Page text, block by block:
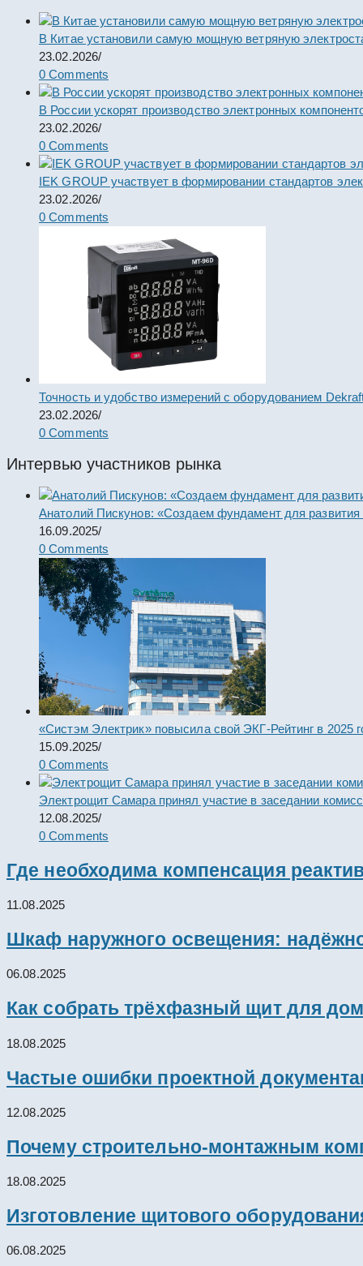
В Китае установили самую мощную ветряную
23.02.2026/
0 Comments
В России ускорят производство электронных
23.02.2026/
0 Comments
IEK GROUP участвует в формировании стандартов
23.02.2026/
0 Comments
Точность и удобство измерений с оборудованием
23.02.2026/
0 Comments
Интервью участников рынка
Анатолий Пискунов: «Создаем фундамент для развития
16.09.2025/
0 Comments
«Систэм Электрик» повысила свой ЭКГ-Рейтинг в 2025
15.09.2025/
0 Comments
Электрощит Самара принял участие в заседании
12.08.2025/
0 Comments
Где необходима компенсация
11.08.2025
Шкаф наружного освещения:
06.08.2025
Как собрать трёхфазный щит для
18.08.2025
Частые ошибки проектной
12.08.2025
Почему строительно-монтажным
18.08.2025
Изготовление щитового
06.08.2025